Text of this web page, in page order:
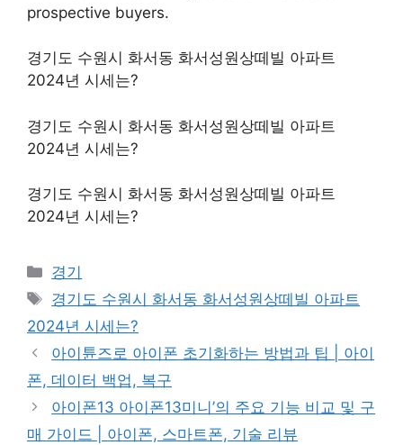
prospective buyers.
경기도 수원시 화서동 화서성원상떼빌 아파트
2024년 시세는?
경기도 수원시 화서동 화서성원상떼빌 아파트
2024년 시세는?
경기도 수원시 화서동 화서성원상떼빌 아파트
2024년 시세는?
Categories
경기
Tags
경기도 수원시 화서동 화서성원상떼빌 아파트
2024년 시세는?
아이튠즈로 아이폰 초기화하는 방법과 팁 | 아이
폰, 데이터 백업, 복구
아이폰13 아이폰13미니’의 주요 기능 비교 및 구
매 가이드 | 아이폰, 스마트폰, 기술 리뷰